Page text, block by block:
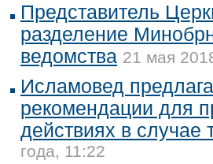
Представитель
разделение
ведомства 21 мая
Исламовед
рекомендации для
действиях в случае
года, 11:22